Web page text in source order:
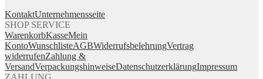
KontaktUnternehmensseite
SHOP SERVICE
WarenkorbKasseMein
KontoWunschlisteAGBWiderrufsbelehrungVertrag
widerrufenZahlung &
VersandVerpackungshinweiseDatenschutzerklärungImpressum
ZAHLUNG